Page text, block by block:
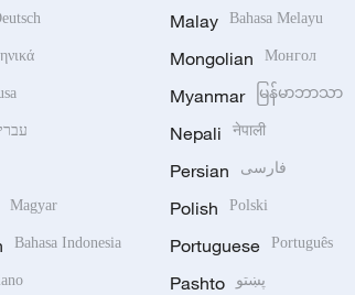
Magyar
Bahasa Indonesia
Malay Bahasa Melayu
Mongolian Монгол
Myanmar မြန်မာဘာသာ
Nepali नेपाली
Persian فارسی
Polish Polski
Portuguese Português
Pashto پښتو